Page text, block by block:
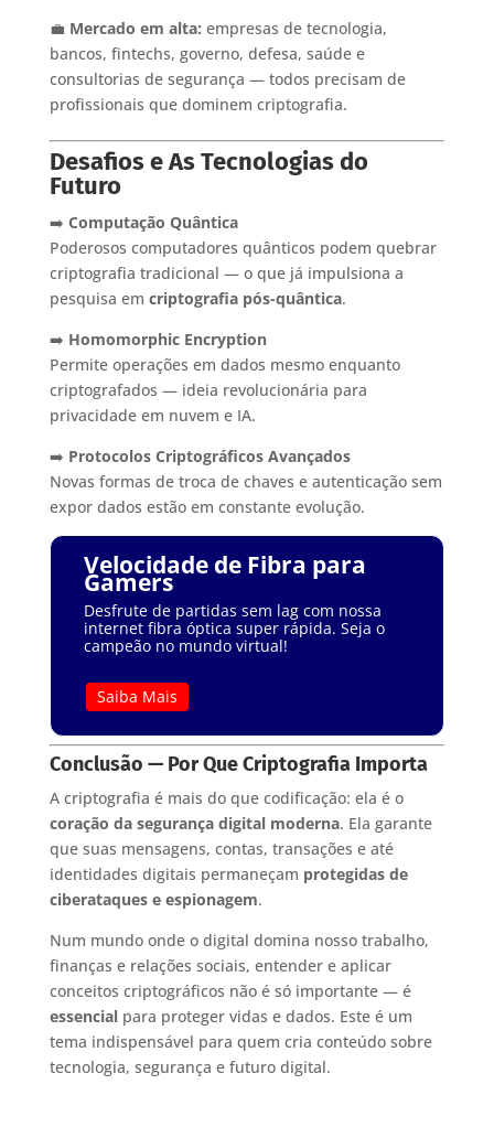
💼 Mercado em alta: empresas de tecnologia,
bancos, fintechs, governo, defesa, saúde e
consultorias de segurança — todos precisam de
profissionais que dominem criptografia.
Desafios e As Tecnologias do
Futuro
➡️ Computação Quântica
Poderosos computadores quânticos podem quebrar
criptografia tradicional — o que já impulsiona a
pesquisa em criptografia pós-quântica.
➡️ Homomorphic Encryption
Permite operações em dados mesmo enquanto
criptografados — ideia revolucionária para
privacidade em nuvem e IA.
➡️ Protocolos Criptográficos Avançados
Novas formas de troca de chaves e autenticação sem
expor dados estão em constante evolução.
Velocidade de Fibra para
Gamers
Desfrute de partidas sem lag com nossa
internet fibra óptica super rápida. Seja o
campeão no mundo virtual!
Saiba Mais
Conclusão — Por Que Criptografia Importa
A criptografia é mais do que codificação: ela é o
coração da segurança digital moderna. Ela garante
que suas mensagens, contas, transações e até
identidades digitais permaneçam protegidas de
ciberataques e espionagem.
Num mundo onde o digital domina nosso trabalho,
finanças e relações sociais, entender e aplicar
conceitos criptográficos não é só importante — é
essencialpara proteger vidas e dados. Este é um
tema indispensável para quem cria conteúdo sobre
tecnologia, segurança e futuro digital.